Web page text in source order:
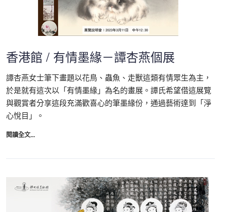
香港館 / 有情墨緣－譚杏燕個展
譚杏燕女士筆下畫題以花鳥、蟲魚、走獸這類有情眾生為主，
於是就有這次以「有情墨緣」為名的畫展。譚氏希望借這展覽
與觀賞者分享這段充滿歡喜心的筆墨緣份，通過藝術達到「淨
心悅目」。
閱讀全文...